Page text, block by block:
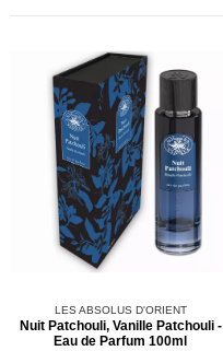
LES ABSOLUS D'ORIENT
Nuit Patchouli, Vanille Patchouli -
Eau de Parfum 100ml